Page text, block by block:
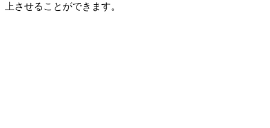
上させることができます。